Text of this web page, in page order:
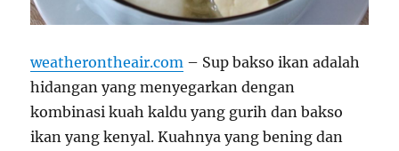
weatherontheair.com – Sup bakso ikan adalah
hidangan yang menyegarkan dengan
kombinasi kuah kaldu yang gurih dan bakso
ikan yang kenyal. Kuahnya yang bening dan